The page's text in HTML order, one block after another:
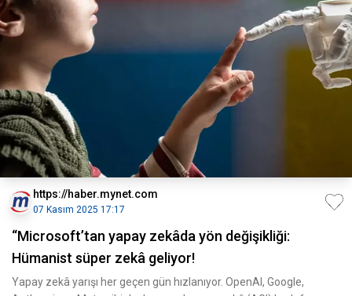
https://haber.mynet.com
07 Kasım 2025 17:17
“Microsoft’tan yapay zekâda yön değişikliği:
Hümanist süper zekâ geliyor!
Yapay zekâ yarışı her geçen gün hızlanıyor. OpenAI, Google,